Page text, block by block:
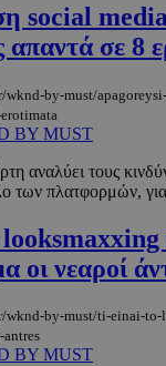
social
απαντά σε 8
wknd-by-must/
BY MUST
αναλύει τους
των πλατφορμών,
looksmaxxing
οι νεαροί
wknd-by-must/ti-einai-
BY MUST